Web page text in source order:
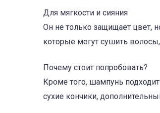
Для мягкости и сияния
Он не только защищает цвет,
которые могут сушить
Почему стоит попробовать?
Кроме того, шампунь
сухие кончики,